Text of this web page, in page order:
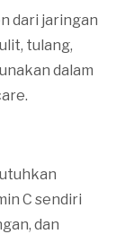
dari jaringan
tulang,
dalam
C sendiri
dan